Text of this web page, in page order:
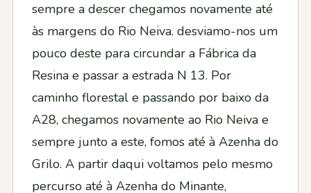
sempre a descer chegamos novamente até
às margens do Rio Neiva. desviamo-nos um
pouco deste para circundar a Fábrica da
Resina e passar a estrada N 13. Por
caminho florestal e passando por baixo da
A28, chegamos novamente ao Rio Neiva e
sempre junto a este, fomos até à Azenha do
Grilo. A partir daqui voltamos pelo mesmo
percurso até à Azenha do Minante,